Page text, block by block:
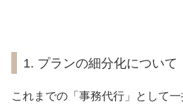
1. プランの細分化について
これまでの「事務代行」として一